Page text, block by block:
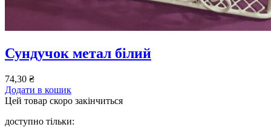
Сундучок метал білий
74,30 ₴
Додати в кошик
Цей товар скоро закінчиться
доступно тільки: